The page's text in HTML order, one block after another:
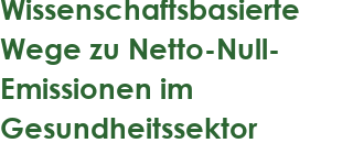
Wissenschaftsbasierte
Wege zu Netto-Null-
Emissionen im
Gesundheitssektor